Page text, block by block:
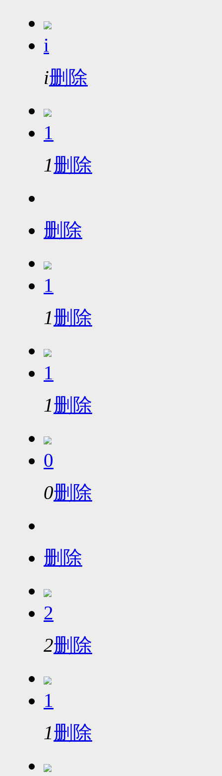
i
i删除
1
1删除
删除
1
1删除
1
1删除
0
0删除
删除
2
2删除
1
1删除